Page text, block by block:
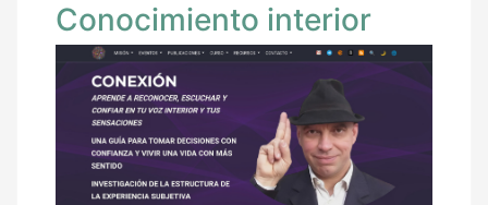
Conocimiento interior